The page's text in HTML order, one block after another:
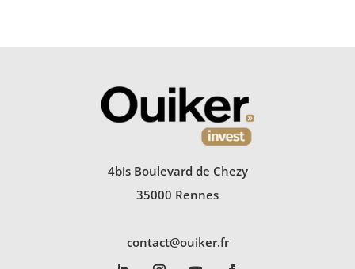
4bis Boulevard de Chezy
35000 Rennes
contact@ouiker.fr